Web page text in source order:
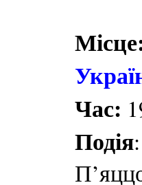
Час:
Подія